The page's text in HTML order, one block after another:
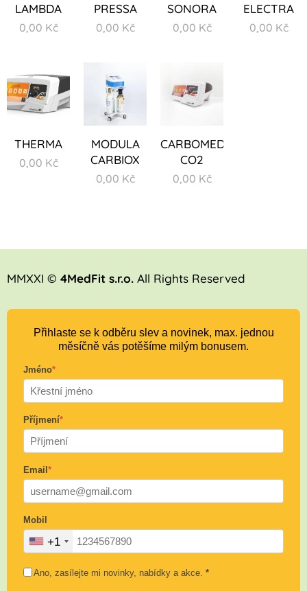
LAMBDA
0,00 Kč
PRESSA
0,00 Kč
SONORA
0,00 Kč
ELECTRA
0,00 Kč
THERMA
0,00 Kč
MODULA
CARBIOX
0,00 Kč
CARBOMED
CO2
0,00 Kč
MMXXI © 4MedFit s.r.o. All Rights Reserved
Přihlaste se k odběru slev a novinek, max. jednou
měsíčně vás potěšíme milým bonusem.
Jméno*
Příjmení*
Email *
Mobil
+1
Ano, zasílejte mi novinky, nabídky a akce. *